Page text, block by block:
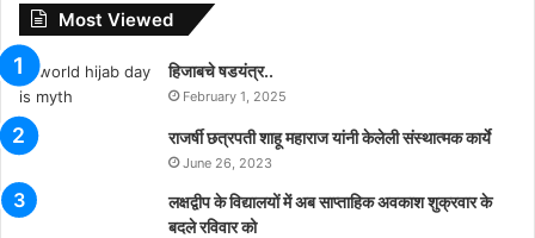
Most Viewed
हिजाबचे षडयंत्र..
February 1, 2025
राजर्षी छत्रपती शाहू महाराज यांनी केलेली संस्थात्मक कार्ये
June 26, 2023
लक्षद्वीप के विद्यालयों में अब साप्ताहिक अवकाश शुक्रवार के
बदले रविवार को